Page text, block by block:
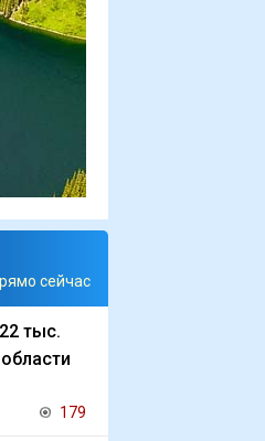
сейчас
тыс.
179